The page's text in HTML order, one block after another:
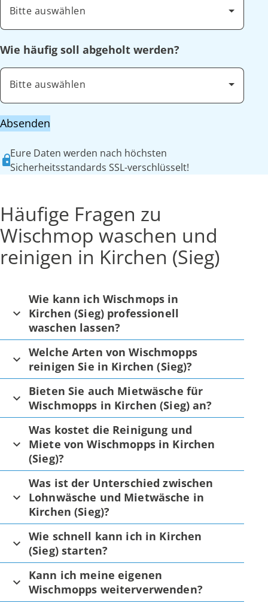
Bitte auswählen
Wie häufig soll abgeholt werden?
Bitte auswählen
Absenden
Eure Daten werden nach höchsten
Sicherheitsstandards SSL-verschlüsselt!
Häufige Fragen zu
Wischmop waschen und
reinigen in Kirchen (Sieg)
Wie kann ich Wischmops in
Kirchen (Sieg) professionell
waschen lassen?
Welche Arten von Wischmopps
reinigen Sie in Kirchen (Sieg)?
Bieten Sie auch Mietwäsche für
Wischmopps in Kirchen (Sieg) an?
Was kostet die Reinigung und
Miete von Wischmopps in Kirchen
(Sieg)?
Was ist der Unterschied zwischen
Lohnwäsche und Mietwäsche in
Kirchen (Sieg)?
Wie schnell kann ich in Kirchen
(Sieg) starten?
Kann ich meine eigenen
Wischmopps weiterverwenden?